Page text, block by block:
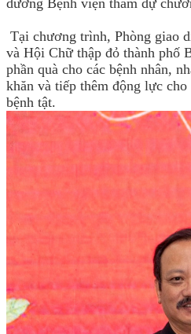
dưỡng Bệnh viện tham dự
Tại chương trình, Phòng giao
và Hội Chữ thập đỏ thành phố
phần quà cho các bệnh nhân,
khăn và tiếp thêm động lực
bệnh tật.